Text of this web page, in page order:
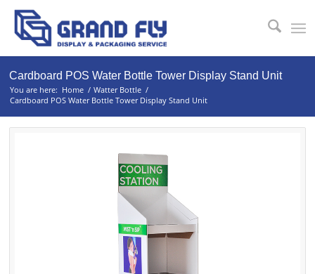
Cardboard POS Water Bottle Tower Display Stand Unit
You are here: Home / Watter Bottle /
Cardboard POS Water Bottle Tower Display Stand Unit